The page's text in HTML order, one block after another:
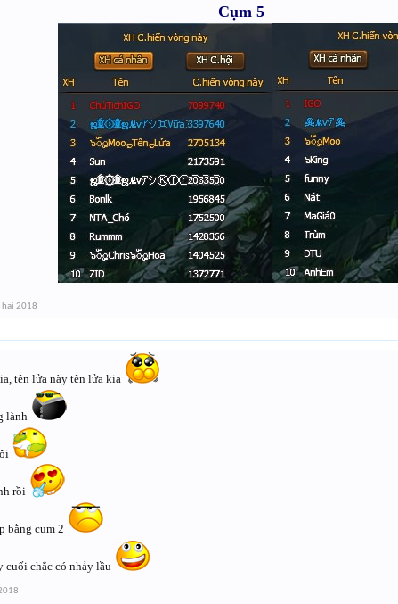
Cụm 5
hai 2018
tên lửa này tên lửa kia
lành
rồi
bằng cụm 2
cuối chắc có nhảy lầu